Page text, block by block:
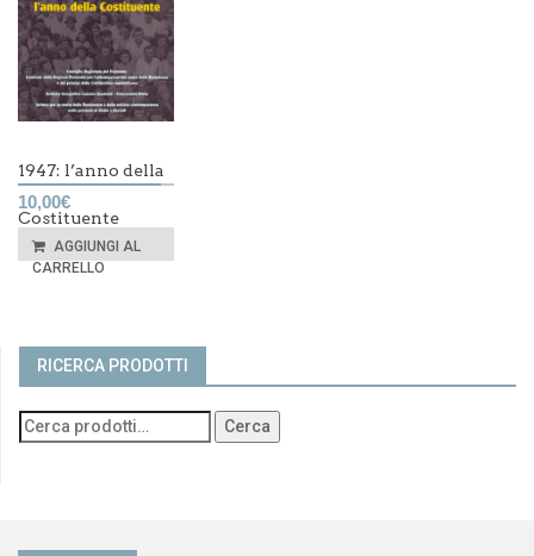
1947: l’anno della
Costituente
10,00€
AGGIUNGI AL
CARRELLO
RICERCA PRODOTTI
Cerca